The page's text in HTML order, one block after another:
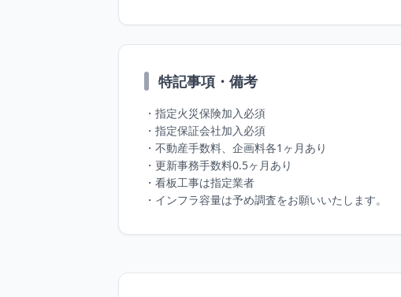
特記事項・備考
・指定火災保険加入必須
・指定保証会社加入必須
・不動産手数料、企画料各1ヶ月あり
・更新事務手数料0.5ヶ月あり
・看板工事は指定業者
・インフラ容量は予め調査をお願いいたします。